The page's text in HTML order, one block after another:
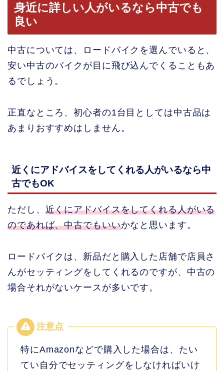
身近に詳しい人がいるなら中古でも
良い
中古については、ロードバイクを選んでいると、
安い中古のバイクが目に飛び込んでくることもあ
るでしょう。
正直なところ、初心者の1台目としては中古品は
あまりおすすめはしません。
近くにアドバイスをしてくれる人がいるなら中
古でもOK
ただし、 近くにアドバイスをしてくれる人がいる
のであれば、中古でもいいかなと思います。
ロードバイクは、新品だと購入した店舗で店員さ
んがセッティングをしてくれるのですが、中古の
場合それがないケースが多いです。
特にAmazonなどで購入した場合は、たい
てい自分でセッティングをしなければいけ